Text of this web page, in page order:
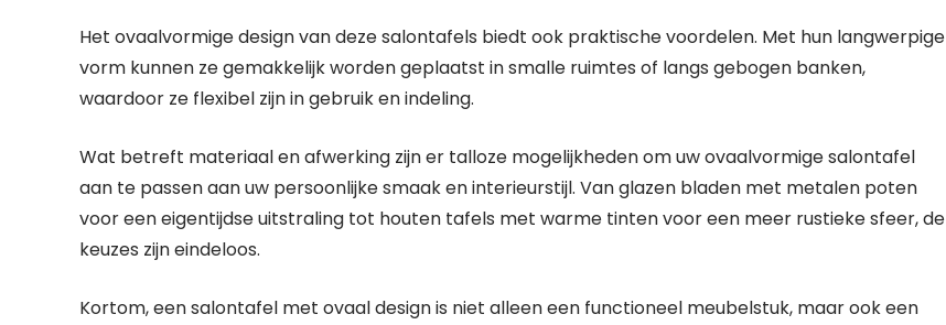
Het ovaalvormige design van deze salontafels biedt ook praktische voordelen. Met hun langwerpige
vorm kunnen ze gemakkelijk worden geplaatst in smalle ruimtes of langs gebogen banken,
waardoor ze flexibel zijn in gebruik en indeling.
Wat betreft materiaal en afwerking zijn er talloze mogelijkheden om uw ovaalvormige salontafel
aan te passen aan uw persoonlijke smaak en interieurstijl. Van glazen bladen met metalen poten
voor een eigentijdse uitstraling tot houten tafels met warme tinten voor een meer rustieke sfeer, de
keuzes zijn eindeloos.
Kortom, een salontafel met ovaal design is niet alleen een functioneel meubelstuk, maar ook een